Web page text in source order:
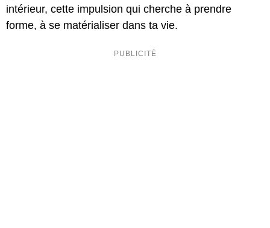
intérieur, cette impulsion qui cherche à prendre
forme, à se matérialiser dans ta vie.